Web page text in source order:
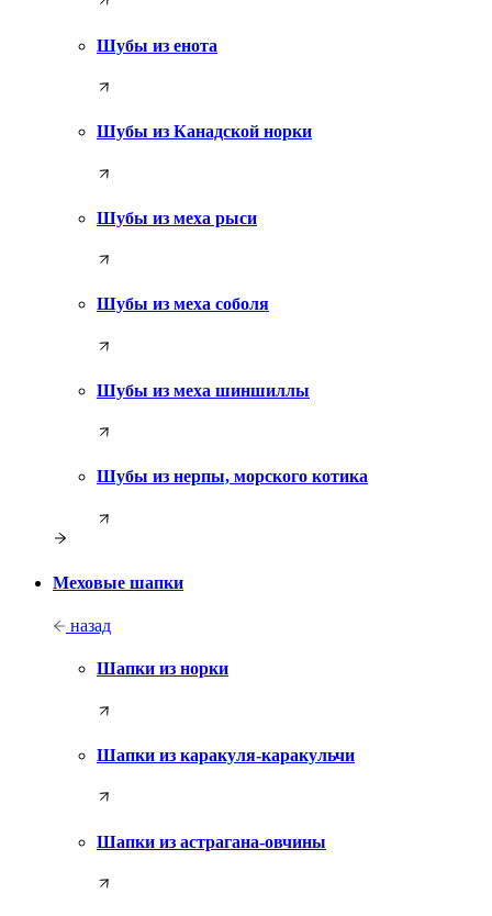
Шубы из енота
Шубы из Канадской норки
Шубы из меха рыси
Шубы из меха соболя
Шубы из меха шиншиллы
Шубы из нерпы, морского котика
Меховые шапки
назад
Шапки из норки
Шапки из каракуля-каракульчи
Шапки из астрагана-овчины